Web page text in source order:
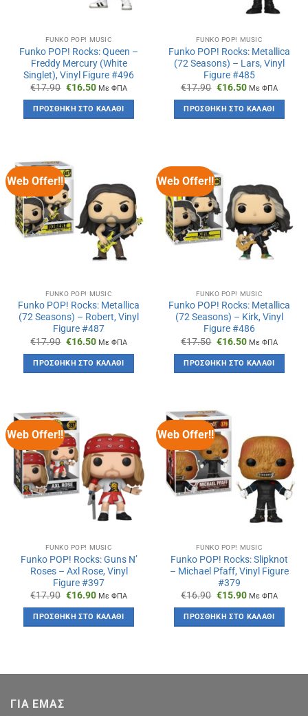
FUNKO POP! MUSIC
Funko POP! Rocks: Queen –
Freddy Mercury (White
Singlet), Vinyl Figure #496
€17.90 Original
was:
€17.90.
€16.50Η
τιμή
είναι:
€16.50.
Με ΦΠΑ
ΠΡΟΣΘΉΚΗ ΣΤΟ ΚΑΛΆΘΙ
FUNKO POP! MUSIC
Funko POP! Rocks: Metallica
(72 Seasons) – Lars, Vinyl
Figure #485
€17.90 Original
was:
€17.90.
€16.50Η
τιμή
είναι:
€16.50.
Με ΦΠΑ
ΠΡΟΣΘΉΚΗ ΣΤΟ ΚΑΛΆΘΙ
Web Offer!!
FUNKO POP! MUSIC
Funko POP! Rocks: Metallica
(72 Seasons) – Robert, Vinyl
Figure #487
€17.90 Original
was:
€17.90.
€16.50Η
τιμή
είναι:
€16.50.
Με ΦΠΑ
ΠΡΟΣΘΉΚΗ ΣΤΟ ΚΑΛΆΘΙ
Web Offer!!
FUNKO POP! MUSIC
Funko POP! Rocks: Metallica
(72 Seasons) – Kirk, Vinyl
Figure #486
€17.50 Original
was:
€17.50.
€16.50Η
τιμή
είναι:
€16.50.
Με ΦΠΑ
ΠΡΟΣΘΉΚΗ ΣΤΟ ΚΑΛΆΘΙ
Web Offer!!
FUNKO POP! MUSIC
Funko POP! Rocks: Guns N’
Roses – Axl Rose, Vinyl
Figure #397
€17.90 Original
was:
€17.90.
€16.90Η
τιμή
είναι:
€16.90.
Με ΦΠΑ
ΠΡΟΣΘΉΚΗ ΣΤΟ ΚΑΛΆΘΙ
Web Offer!!
FUNKO POP! MUSIC
Funko POP! Rocks: Slipknot
– Michael Pfaff, Vinyl Figure
#379
€16.90 Original
was:
€16.90.
€15.90Η
τιμή
είναι:
€15.90.
Με ΦΠΑ
ΠΡΟΣΘΉΚΗ ΣΤΟ ΚΑΛΆΘΙ
ΓΙΑ ΕΜΑΣ